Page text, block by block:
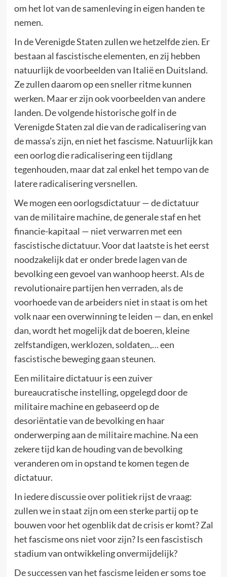
om het lot van de samenleving in eigen handen te
nemen.
In de Verenigde Staten zullen we hetzelfde zien. Er
bestaan al fascistische elementen, en zij hebben
natuurlijk de voorbeelden van Italië en Duitsland.
Ze zullen daarom op een sneller ritme kunnen
werken. Maar er zijn ook voorbeelden van andere
landen. De volgende historische golf in de
Verenigde Staten zal die van de radicalisering van
de massa’s zijn, en niet het fascisme. Natuurlijk kan
een oorlog die radicalisering een tijdlang
tegenhouden, maar dat zal enkel het tempo van de
latere radicalisering versnellen.
We mogen een oorlogsdictatuur — de dictatuur
van de militaire machine, de generale staf en het
financie-kapitaal — niet verwarren met een
fascistische dictatuur. Voor dat laatste is het eerst
noodzakelijk dat er onder brede lagen van de
bevolking een gevoel van wanhoop heerst. Als de
revolutionaire partijen hen verraden, als de
voorhoede van de arbeiders niet in staat is om het
volk naar een overwinning te leiden — dan, en enkel
dan, wordt het mogelijk dat de boeren, kleine
zelfstandigen, werklozen, soldaten,… een
fascistische beweging gaan steunen.
Een militaire dictatuur is een zuiver
bureaucratische instelling, opgelegd door de
militaire machine en gebaseerd op de
desoriëntatie van de bevolking en haar
onderwerping aan de militaire machine. Na een
zekere tijd kan de houding van de bevolking
veranderen om in opstand te komen tegen de
dictatuur.
In iedere discussie over politiek rijst de vraag:
zullen we in staat zijn om een sterke partij op te
bouwen voor het ogenblik dat de crisis er komt? Zal
het fascisme ons niet voor zijn? Is een fascistisch
stadium van ontwikkeling onvermijdelijk?
De successen van het fascisme leiden er soms toe